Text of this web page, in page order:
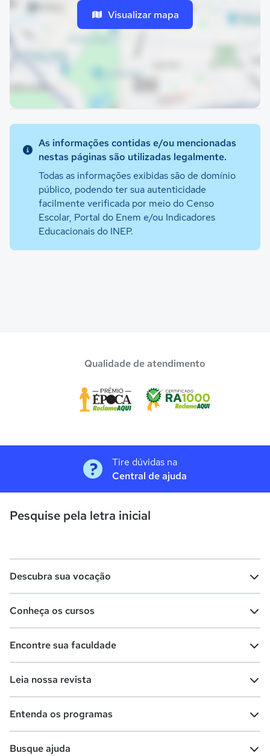
Visualizar mapa
As informações contidas e/ou mencionadas
nestas páginas são utilizadas legalmente.
Todas as informações exibidas são de domínio
público, podendo ter sua autenticidade
facilmente verificada por meio do Censo
Escolar, Portal do Enem e/ou Indicadores
Educacionais do INEP.
Qualidade de atendimento
Tire dúvidas na
Central de ajuda
Pesquise pela letra inicial
Descubra sua vocação
Conheça os cursos
Cursos técnicos
Escolas
Encontre sua faculdade
Comunidade Quero
Leia nossa revista
Entenda os programas
Busque ajuda